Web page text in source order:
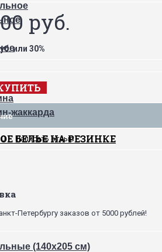
жаккарда
БЕЛЬЕ НА РЕЗИНКЕ
(140х205 см)
руб.
или 30%
• Написать отзыв
Петербургу заказов от 5000 рублей!